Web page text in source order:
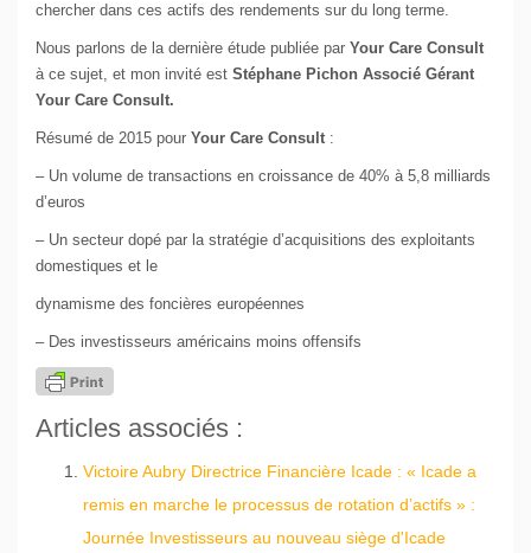
chercher dans ces actifs des rendements sur du long terme.
Nous parlons de la dernière étude publiée par Your Care Consult
à ce sujet, et mon invité est Stéphane Pichon Associé Gérant
Your Care Consult.
Résumé de 2015 pour Your Care Consult :
– Un volume de transactions en croissance de 40% à 5,8 milliards
d’euros
– Un secteur dopé par la stratégie d’acquisitions des exploitants
domestiques et le
dynamisme des foncières européennes
– Des investisseurs américains moins offensifs
Articles associés :
Victoire Aubry Directrice Financière Icade : « Icade a
remis en marche le processus de rotation d’actifs » :
Journée Investisseurs au nouveau siège d'Icade